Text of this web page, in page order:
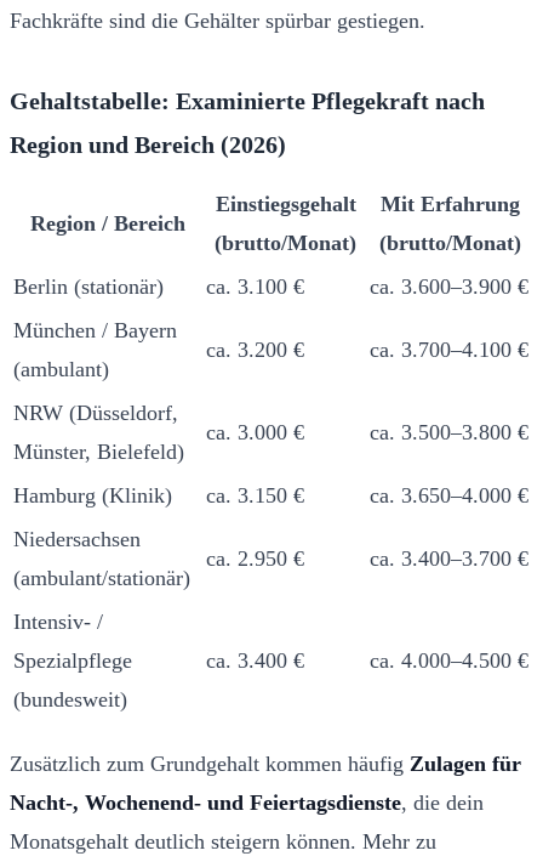
Fachkräfte sind die Gehälter spürbar gestiegen.
Gehaltstabelle: Examinierte Pflegekraft nach
Region und Bereich (2026)
Region / Bereich
Einstiegsgehalt
(brutto/Monat)
Mit Erfahrung
(brutto/Monat)
Berlin (stationär)
ca. 3.100 €
ca. 3.600–3.900 €
München / Bayern
(ambulant)
ca. 3.200 € ca. 3.700–4.100 €
NRW (Düsseldorf,
Münster, Bielefeld)
ca. 3.000 € ca. 3.500–3.800 €
Hamburg (Klinik) ca. 3.150 €
ca. 3.650–4.000 €
Niedersachsen
(ambulant/stationär)
ca. 2.950 € ca. 3.400–3.700 €
Intensiv- /
Spezialpflege
(bundesweit)
ca. 3.400 € ca. 4.000–4.500 €
Zusätzlich zum Grundgehalt kommen häufig Zulagen für
Nacht-, Wochenend- und Feiertagsdienste, die dein
Monatsgehalt deutlich steigern können. Mehr zu